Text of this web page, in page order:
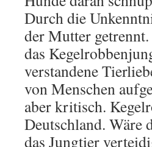
Durch die
der Mutter
das
verstandene
von Menschen
aber kritisch.
Deutschland. Wäre
das Jungtier